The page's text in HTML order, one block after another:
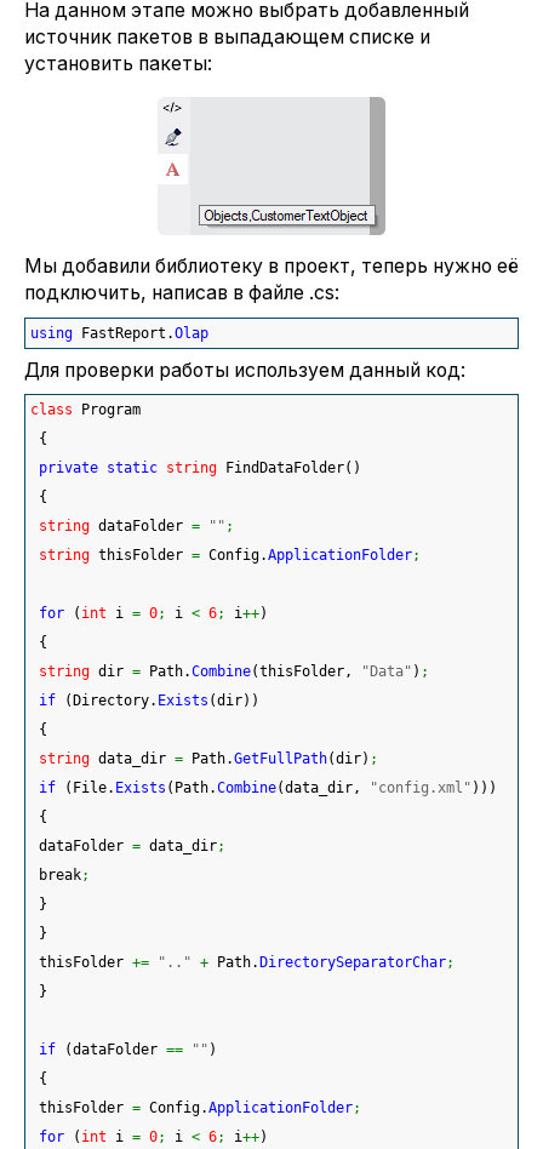
На данном этапе можно выбрать добавленный
источник пакетов в выпадающем списке и
установить пакеты:
Мы добавили библиотеку в проект, теперь нужно её
подключить, написав в файле .cs:
using FastReport.Olap
Для проверки работы используем данный код:
class Program
{
private static string FindDataFolder( )
{
string dataFolder = "" ;
string thisFolder = Config.ApplicationFolder;
for ( int i = 0; i < 6; i++)
{
string dir = Path.Combine(thisFolder, "Data" ) ;
if
( Directory. Exists (dir) )
{
string data_dir = Path.GetFullPath(dir) ;
if
( File. Exists ( Path.Combine(data_dir, "config.xml" ) ) )
{
dataFolder = data_dir;
break;
}
}
thisFolder += ".." + Path. DirectorySeparatorChar;
}
if (dataFolder == "" )
{
thisFolder = Config.ApplicationFolder;
for
( int i = 0; i < 6; i++)